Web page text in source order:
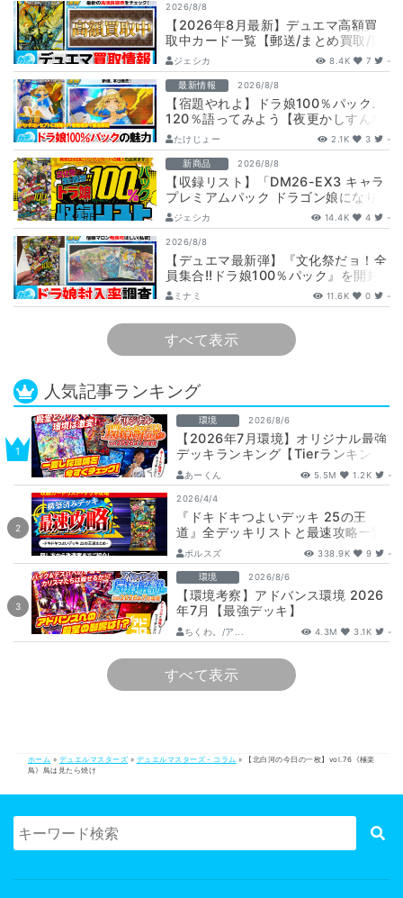
2026/8/8
【2026年8月最新】デュエマ高額買
取中カード一覧【郵送/まとめ買取/買
取表/相場/金トレジャー】
ジェシカ 8.4K 7 -
最新情報 2026/8/8
【宿題やれよ】ドラ娘100％パック、
120％語ってみよう【夜更かしすんな
よ】
たけじょー 2.1K 3 -
新商品 2026/8/8
【収録リスト】「DM26-EX3 キャラ
プレミアムパック ドラゴン娘になり
たくないっ！ 文化祭だョ！全員集
合!…
ジェシカ 14.4K 4 -
2026/8/8
【デュエマ最新弾】『文化祭だョ！全
員集合!!ドラ娘100％パック』を開封
して封入率調査！【25周年/ドラゴン
娘…
ミナミ 11.6K 0 -
すべて表示
人気記事ランキング
環境 2026/8/6
【2026年7月環境】オリジナル最強
デッキランキング【Tierランキン
グ】
あーくん 5.5M 1.2K -
2026/4/4
『ドキドキつよいデッキ 25の王
道』全デッキリストと最速攻略一覧
【DM26-SD1】
ボルスズ 338.9K 9 -
環境 2026/8/6
【環境考察】アドバンス環境 2026
年7月【最強デッキ】
ちくわ。/ア... 4.3M 3.1K -
すべて表示
ホーム » デュエルマスターズ » デュエルマスターズ - コラム »
【北白河の今日の一枚】vol.76《極楽
鳥》鳥は見たら焼け